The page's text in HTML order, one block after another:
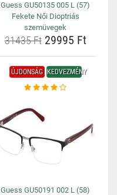
Guess GU50135 005 L (57)
Fekete Női Dioptriás
szemüvegek
31435 Ft29995 Ft
ÚJDONSÁG KEDVEZMÉNY
Guess GU50191 002 L (58)